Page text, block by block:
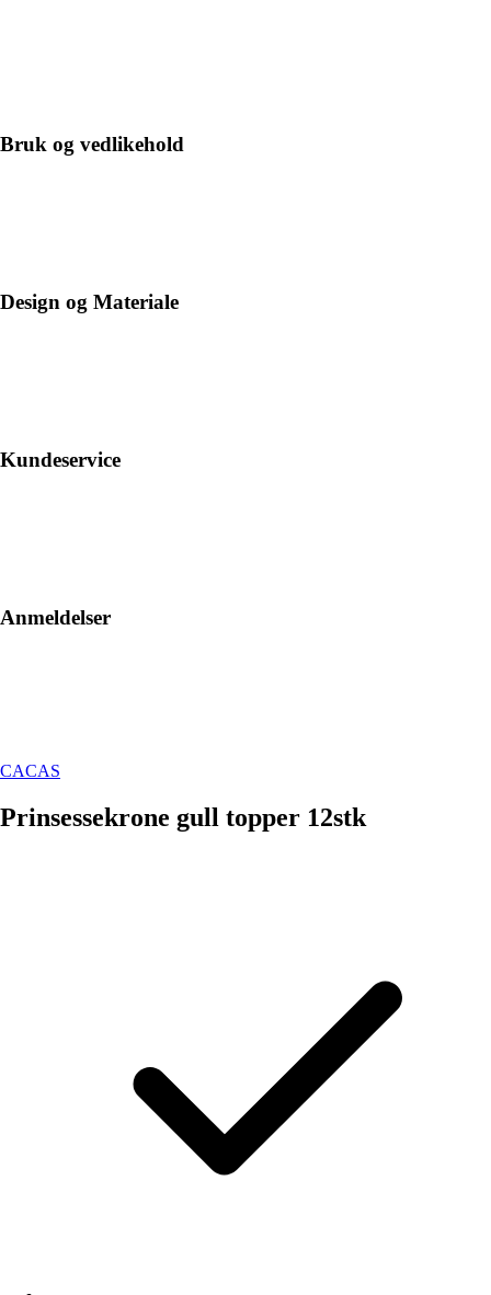
Bruk og vedlikehold
Design og Materiale
Kundeservice
Anmeldelser
CACAS
Prinsessekrone gull topper 12stk